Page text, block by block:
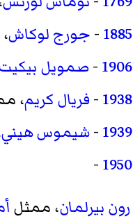
1885
- جورج لوكاش
1906
- صمويل
1938
- فريال كريم،
1939
-شيموس هيني
1950
-
رون بيرلمان، ممثل